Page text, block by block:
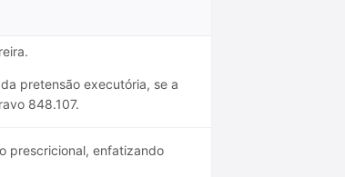
pretensão executória, se a
848.107.
prescricional, enfatizando